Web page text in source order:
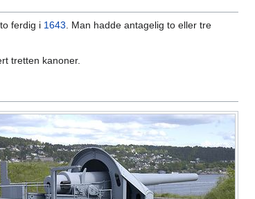
ferdig i 1643. Man hadde antagelig to eller tre
tretten kanoner.